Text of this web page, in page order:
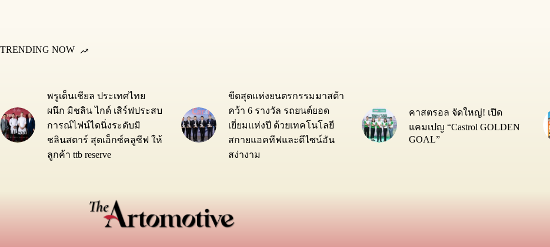
TRENDING NOW
พรูเด็นเชียล ประเทศไทย
ผนึก มิชลิน ไกด์ เสิร์ฟประสบ
การณ์ไฟน์ไดนิ่งระดับมิ
ชลินสตาร์ สุดเอ็กซ์คลูซีฟ ให้
ลูกค้า ttb reserve
ขีดสุดแห่งยนตรกรรมมาสด้า
คว้า 6 รางวัล รถยนต์ยอด
เยี่ยมแห่งปี ด้วยเทคโนโลยี
สกายแอคทีฟและดีไซน์อัน
สง่างาม
คาสตรอล จัดใหญ่! เปิด
แคมเปญ “Castrol GOLDEN
GOAL”